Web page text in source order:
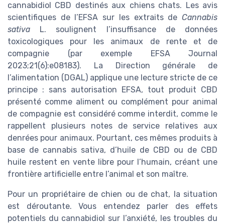
cannabidiol CBD destinés aux chiens chats. Les avis
scientifiques de l’EFSA sur les extraits de Cannabis
sativa L. soulignent l’insuffisance de données
toxicologiques pour les animaux de rente et de
compagnie (par exemple EFSA Journal
2023;21(6):e08183). La Direction générale de
l’alimentation (DGAL) applique une lecture stricte de ce
principe : sans autorisation EFSA, tout produit CBD
présenté comme aliment ou complément pour animal
de compagnie est considéré comme interdit, comme le
rappellent plusieurs notes de service relatives aux
denrées pour animaux. Pourtant, ces mêmes produits à
base de cannabis sativa, d’huile de CBD ou de CBD
huile restent en vente libre pour l’humain, créant une
frontière artificielle entre l’animal et son maître.
Pour un propriétaire de chien ou de chat, la situation
est déroutante. Vous entendez parler des effets
potentiels du cannabidiol sur l’anxiété, les troubles du